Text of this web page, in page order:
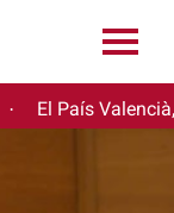
· El País